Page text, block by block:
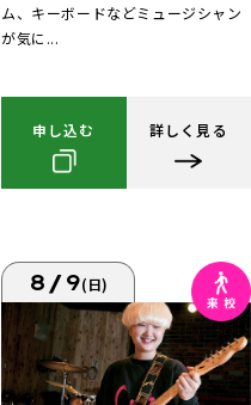
ム、キーボードなどミュージシャン
が気に...
申し込む 詳しく見る
8/9(日)